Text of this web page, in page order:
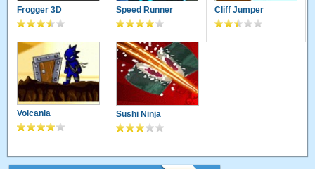
Frogger 3D Speed Runner Cliff Jumper
Volcania Sushi Ninja